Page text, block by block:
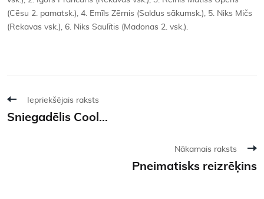
(Cēsu 2. pamatsk.), 4. Emīls Zērnis (Saldus sākumsk.), 5. Niks Mičs
(Rekavas vsk.), 6. Niks Saulītis (Madonas 2. vsk.).
Iepriekšējais raksts
Sniegadēlis Cool...
Nākamais raksts
Pneimatisks reizrēķins